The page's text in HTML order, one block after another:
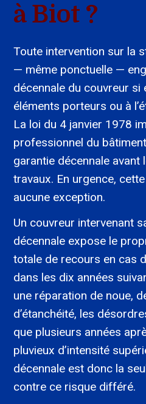
à Biot ?
Toute intervention sur la
— même ponctuelle —
décennale du couvreur si
éléments porteurs ou à
La loi du 4 janvier 1978
professionnel du
garantie décennale avant
travaux. En urgence,
aucune exception.
Un couvreur intervenant
décennale expose le
totale de recours en cas
dans les dix années
une réparation de noue,
d’étanchéité, les
que plusieurs années
pluvieux d’intensité
décennale est donc la
contre ce risque différé.